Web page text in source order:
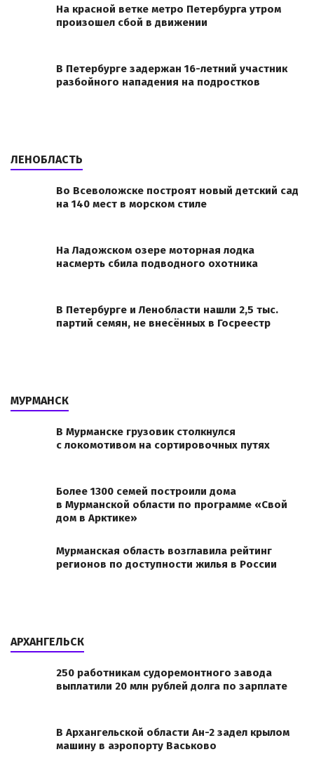
На красной ветке метро Петербурга утром
произошел сбой в движении
В Петербурге задержан 16-летний участник
разбойного нападения на подростков
ЛЕНОБЛАСТЬ
Во Всеволожске построят новый детский сад
на 140 мест в морском стиле
На Ладожском озере моторная лодка
насмерть сбила подводного охотника
В Петербурге и Ленобласти нашли 2,5 тыс.
партий семян, не внесённых в Госреестр
МУРМАНСК
В Мурманске грузовик столкнулся
с локомотивом на сортировочных путях
Более 1300 семей построили дома
в Мурманской области по программе «Свой
дом в Арктике»
Мурманская область возглавила рейтинг
регионов по доступности жилья в России
АРХАНГЕЛЬСК
250 работникам судоремонтного завода
выплатили 20 млн рублей долга по зарплате
В Архангельской области Ан-2 задел крылом
машину в аэропорту Васьково